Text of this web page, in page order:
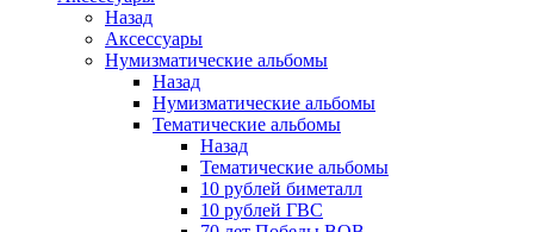
Назад
Аксессуары
Нумизматические альбомы
Назад
Нумизматические альбомы
Тематические альбомы
Назад
Тематические альбомы
10 рублей биметалл
10 рублей ГВС